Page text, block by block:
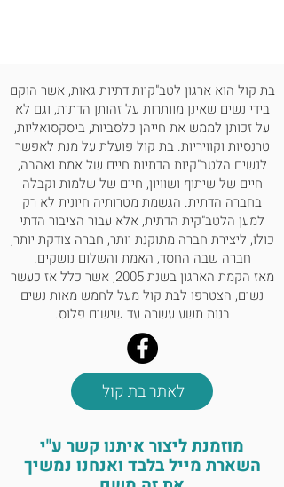
בת קול הוא ארגון לטב"קיות דתיות גאות, אשר הוקם
בידי נשים שאינן מוותרות על זהותן הדתית, וגם לא
על זכותן לממש את חייהן כלסביות, ביסקסואליות,
טרנסיות וקוויריות. בת קול פועלת על מנת לאפשר
לנשים הלטב"קיות הדתיות חיים של אמת ואהבה,
חיים של שיתוף ושוויון, חיים של שלמות וקבלה
בחברה הדתית. הגשמת מטרותיה חיונית לא רק
למען הלטב"קית הדתית, אלא עבור הציבור הדתי
כולו, ליצירת חברה מתוקנת יותר, חברה צודקת יותר,
חברה שבה החסד, האמת והשלום נושקים.
מאז הקמת הארגון בשנת 2005, אשר כלל אז כעשר
נשים, הצטרפו לבת קול מעל לחמש מאות נשים
בנות תשע עשרה עד שישים פלוס.
לאתר בת קול
מוזמנת ליצור איתנו קשר ע"י
השארת מייל בלבד ואנחנו נמשיך